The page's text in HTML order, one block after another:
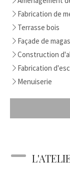
Fabrication de
Terrasse bois
Façade de
Construction
Fabrication
Menuiserie